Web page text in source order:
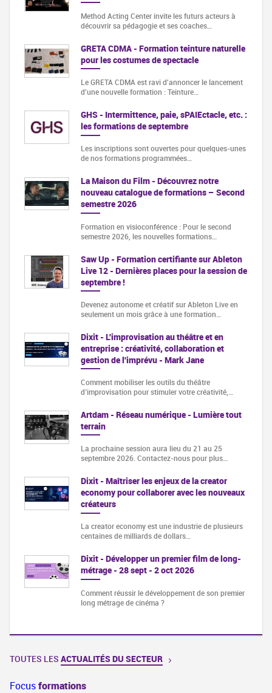
Method Acting Center invite les futurs acteurs à
découvrir sa pédagogie et ses coaches…
GRETA CDMA - Formation teinture naturelle
pour les costumes de spectacle
Le GRETA CDMA est ravi d'annoncer le lancement
d'une nouvelle formation : Teinture…
GHS - Intermittence, paie, sPAIEctacle, etc. :
les formations de septembre
Les inscriptions sont ouvertes pour quelques-unes
de nos formations programmées…
La Maison du Film - Découvrez notre
nouveau catalogue de formations – Second
semestre 2026
Formation en visioconférence : Pour le second
semestre 2026, les nouvelles formations…
Saw Up - Formation certifiante sur Ableton
Live 12 - Dernières places pour la session de
septembre !
Devenez autonome et créatif sur Ableton Live en
seulement un mois grâce à une formation…
Dixit - L'improvisation au théâtre et en
entreprise : créativité, collaboration et
gestion de l'imprévu - Mark Jane
Comment mobiliser les outils du théâtre
d’improvisation pour stimuler votre créativité,…
Artdam - Réseau numérique - Lumière tout
terrain
La prochaine session aura lieu du 21 au 25
septembre 2026. Contactez-nous pour plus…
Dixit - Maîtriser les enjeux de la creator
economy pour collaborer avec les nouveaux
créateurs
La creator economy est une industrie de plusieurs
centaines de milliards de dollars…
Dixit - Développer un premier film de long-
métrage - 28 sept - 2 oct 2026
Comment réussir le développement de son premier
long métrage de cinéma ?
TOUTES LES ACTUALITÉS DU SECTEUR
Focusformations